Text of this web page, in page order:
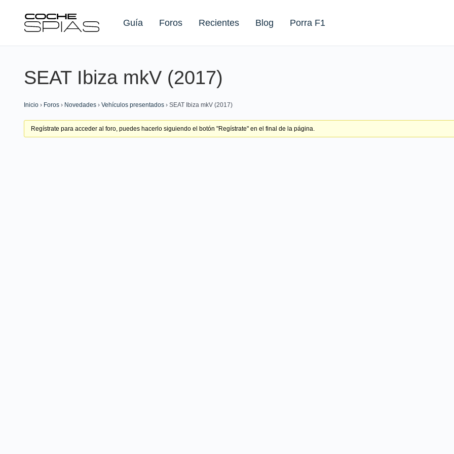
Guía Foros Recientes Blog Porra F1
Buscar:
SEAT Ibiza mkV (2017)
Inicio › Foros › Novedades › Vehículos presentados › SEAT Ibiza mkV (2017)
Regístrate para acceder al foro, puedes hacerlo siguiendo el botón "Regístrate" en el final de la página.